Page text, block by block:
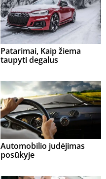
Patarimai, Kaip žiema
taupyti degalus
Automobilio judėjimas
posūkyje